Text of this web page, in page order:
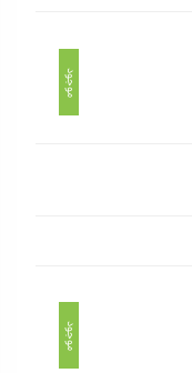
موجود
موجود